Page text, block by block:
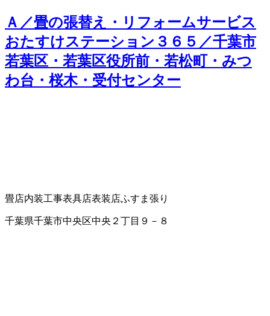
Ａ／畳の張替え・リフォームサービス
おたすけステーション３６５／千葉市
若葉区・若葉区役所前・若松町・みつ
わ台・桜木・受付センター
畳店内装工事表具店表装店ふすま張り
千葉県千葉市中央区中央２丁目９－８